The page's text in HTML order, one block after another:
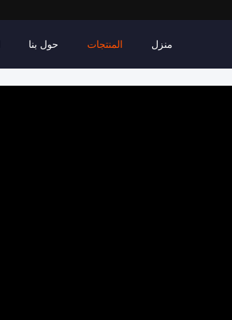
منزل المنتجات حول بنا